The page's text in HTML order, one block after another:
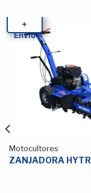
+
Envío
Motocultores
ZANJADORA